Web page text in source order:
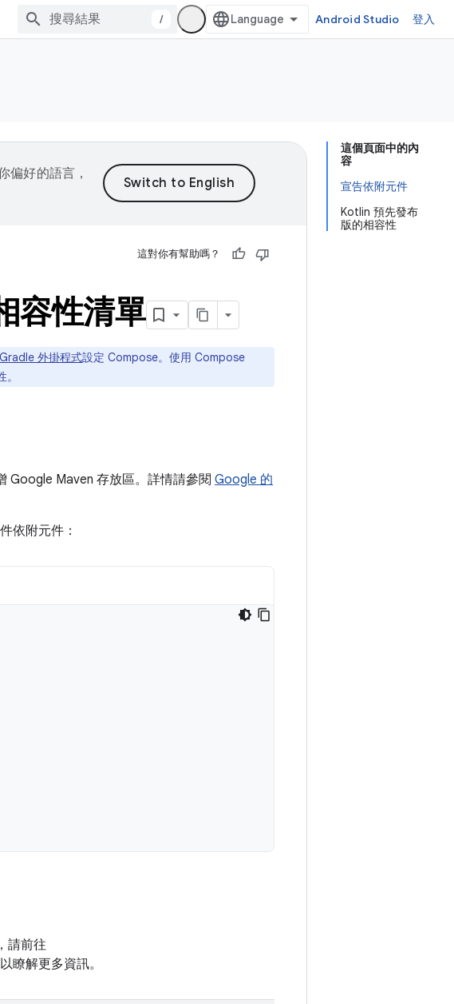
/ Android Studio 登入
這個頁面中的內
容
宣告依附元件
Kotlin 預先發布
版的相容性
偏好的語言，
這對你有幫助嗎？
容性清單
外掛程式設定 Compose。使用 Compose
Google Maven 存放區。詳情請參閱 Google 的
依附元件：
請前往
瞭解更多資訊。